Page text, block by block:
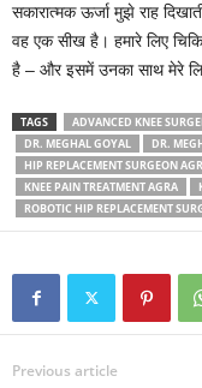
सकारात्मक ऊर्जा मुझे राह
वह एक सीख है। हमारे लिए
है – और इसमें उनका साथ मेरे
TAGS ADVANCED KNEE
DR. MEGHAL GOYAL
DR.
HIP REPLACEMENT SURGEON
KNEE PAIN TREATMENT AGRA
ROBOTIC HIP REPLACEMENT
Previous article